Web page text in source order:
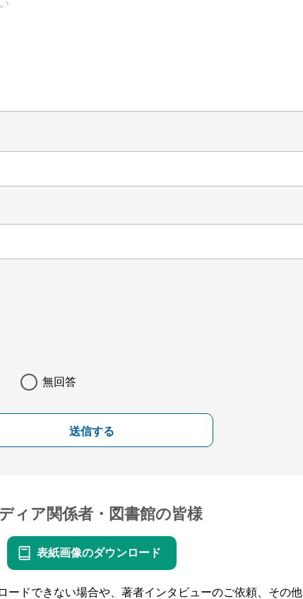
無回答
送信する
ィア関係者・図書館の皆様
表紙画像のダウンロード
ードできない場合や、著者インタビューのご依頼、その他